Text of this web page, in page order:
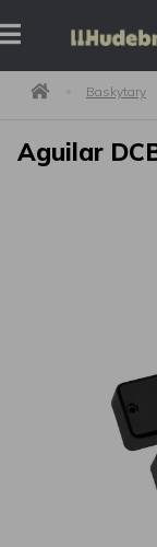
Baskytary
Aguilar